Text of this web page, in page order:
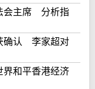
会主席 分析指
确认 李家超对
和平香港经济